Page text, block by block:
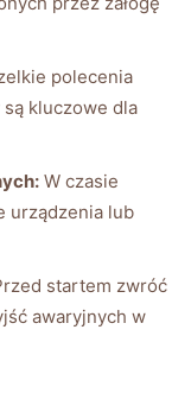
polecenia
kluczowe dla
W czasie
urządzenia lub
startem zwróć
awaryjnych w